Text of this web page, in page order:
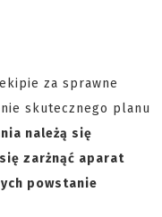
za sprawne
skutecznego planu
należą się
zarżnąć aparat
powstanie